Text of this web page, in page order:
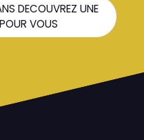
DECOUVREZ UNE
VOUS